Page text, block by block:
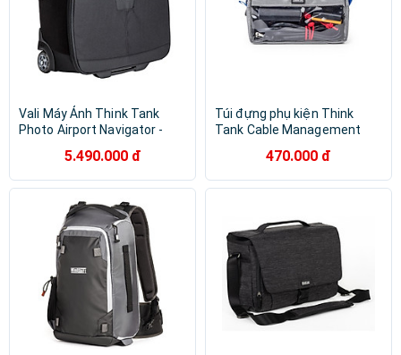
Vali Máy Ảnh Think Tank
Photo Airport Navigator -
5.490.000 đ
Túi đựng phụ kiện Think
Tank Cable Management
470.000 đ